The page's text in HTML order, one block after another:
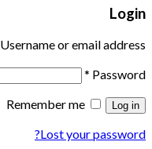
Login
Username or email address
Password
*
Log in
Remember me
Lost your password?